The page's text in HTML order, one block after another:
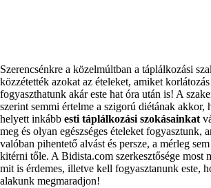
Szerencsénkre a közelmúltban a táplálkozási
közzétették azokat az ételeket, amiket
fogyaszthatunk akár este hat óra után is! A
szerint semmi értelme a szigorú diétának akkor,
helyett inkább esti táplálkozási szokásainkat
meg és olyan egészséges ételeket fogyasztunk,
valóban pihentető alvást és persze, a mérleg
kitérni tőle. A Bidista.com szerkesztősége most
mit is érdemes, illetve kell fogyasztanunk este,
alakunk megmaradjon!